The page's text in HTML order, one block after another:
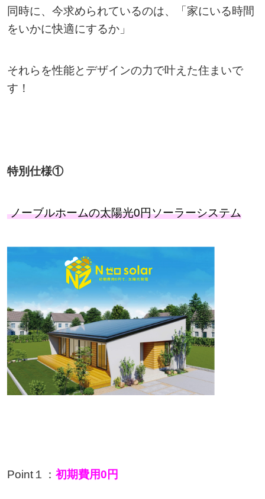
同時に、今求められているのは、「家にいる時間
をいかに快適にするか」
それらを性能とデザインの力で叶えた住まいで
す！
特別仕様①
ノーブルホームの太陽光0円ソーラーシステム
Point１： 初期費用0 円